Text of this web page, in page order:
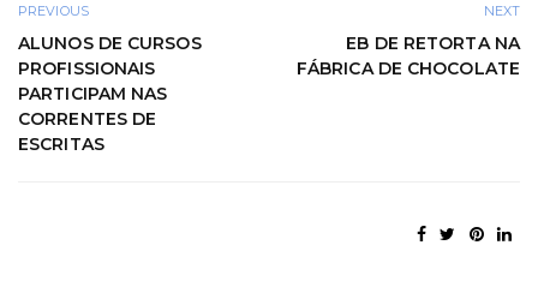
PREVIOUS
ALUNOS DE CURSOS
PROFISSIONAIS
PARTICIPAM NAS
CORRENTES DE
ESCRITAS
NEXT
EB DE RETORTA NA
FÁBRICA DE CHOCOLATE